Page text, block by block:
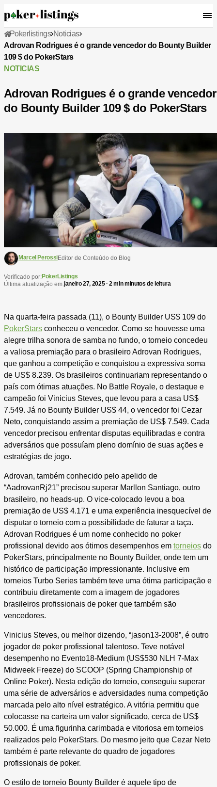
Pokerlistings Noticias
Adrovan Rodrigues é o grande vencedor do Bounty Builder
109 $ do PokerStars
NOTICIAS
Adrovan Rodrigues é o grande vencedor
do Bounty Builder 109 $ do PokerStars
Marcel PerossiEditor de Conteúdo do Blog
Verificado por:PokerListings
Última atualização em:janeiro 27, 2025 · 2 min minutos de leitura
Na quarta-feira passada (11), o Bounty Builder US$ 109 do
PokerStars conheceu o vencedor. Como se houvesse uma
alegre trilha sonora de samba no fundo, o torneio concedeu
a valiosa premiação para o brasileiro Adrovan Rodrigues,
que ganhou a competição e conquistou a expressiva soma
de US$ 8.239. Os brasileiros continuariam representando o
país com ótimas atuações. No Battle Royale, o destaque e
campeão foi Vinicius Steves, que levou para a casa US$
7.549. Já no Bounty Builder US$ 44, o vencedor foi Cezar
Neto, conquistando assim a premiação de US$ 7.549. Cada
vencedor precisou enfrentar disputas equilibradas e contra
adversários que possuíam pleno domínio de suas ações e
estratégias de jogo.
Adrovan, também conhecido pelo apelido de
“AadrovanRj21” precisou superar Marllon Santiago, outro
brasileiro, no heads-up. O vice-colocado levou a boa
premiação de US$ 4.171 e uma experiência inesquecível de
disputar o torneio com a possibilidade de faturar a taça.
Adrovan Rodrigues é um nome conhecido no poker
profissional devido aos ótimos desempenhos em torneios do
PokerStars, principalmente no Bounty Builder, onde tem um
histórico de participação impressionante. Inclusive em
torneios Turbo Series também teve uma ótima participação e
contribuiu diretamente com a imagem de jogadores
brasileiros profissionais de poker que também são
vencedores.
Vinicius Steves, ou melhor dizendo, “jason13-2008”, é outro
jogador de poker profissional talentoso. Teve notável
desempenho no Evento18-Medium (US$530 NLH 7-Max
Midweek Freeze) do SCOOP (Spring Championship of
Online Poker). Nesta edição do torneio, conseguiu superar
uma série de adversários e adversidades numa competição
marcada pelo alto nível estratégico. A vitória permitiu que
colocasse na carteira um valor significado, cerca de US$
50.000. É uma figurinha carimbada e vitoriosa em torneios
realizados pelo PokerStars. Do mesmo jeito que Cezar Neto
também é parte relevante do quadro de jogadores
profissionais de poker.
O estilo de torneio Bounty Builder é aquele tipo de